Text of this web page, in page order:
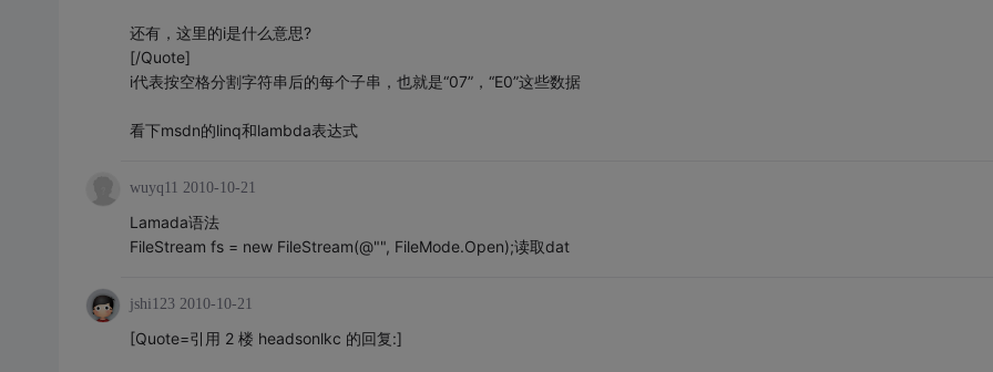
还有，这里的i是什么意思?
[/Quote]
i代表按空格分割字符串后的每个子串，也就是“07”，“E0”这些数据
看下msdn的linq和lambda表达式
wuyq11 2010-10-21
Lamada语法
FileStream fs = new FileStream(@"", FileMode.Open);读取dat
jshi123 2010-10-21
[Quote=引用 2 楼 headsonlkc 的回复:]